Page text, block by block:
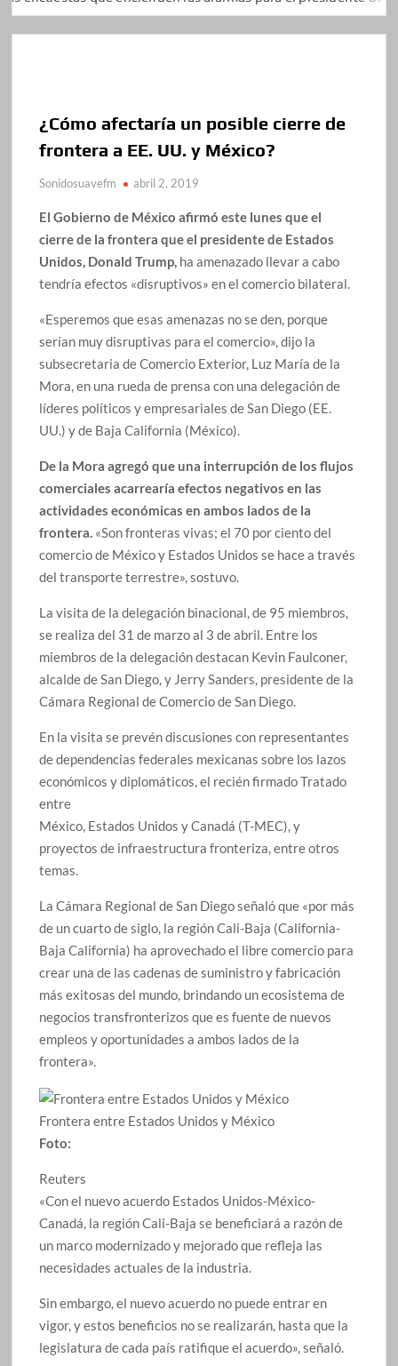
¿Cómo afectaría un posible cierre de
frontera a EE. UU. y México?
Sonidosuavefm abril 2, 2019
El Gobierno de México afirmó este lunes que el
cierre de la frontera que el presidente de Estados
Unidos, Donald Trump, ha amenazado llevar a cabo
tendría efectos «disruptivos» en el comercio bilateral.
«Esperemos que esas amenazas no se den, porque
serían muy disruptivas para el comercio», dijo la
subsecretaria de Comercio Exterior, Luz María de la
Mora, en una rueda de prensa con una delegación de
líderes políticos y empresariales de San Diego (EE.
UU.) y de Baja California (México).
De la Mora agregó que una interrupción de los flujos
comerciales acarrearía efectos negativos en las
actividades económicas en ambos lados de la
frontera. «Son fronteras vivas; el 70 por ciento del
comercio de México y Estados Unidos se hace a través
del transporte terrestre», sostuvo.
La visita de la delegación binacional, de 95 miembros,
se realiza del 31 de marzo al 3 de abril. Entre los
miembros de la delegación destacan Kevin Faulconer,
alcalde de San Diego, y Jerry Sanders, presidente de la
Cámara Regional de Comercio de San Diego.
En la visita se prevén discusiones con representantes
de dependencias federales mexicanas sobre los lazos
económicos y diplomáticos, el recién firmado Tratado
entre
México, Estados Unidos y Canadá (T-MEC), y
proyectos de infraestructura fronteriza, entre otros
temas.
La Cámara Regional de San Diego señaló que «por más
de un cuarto de siglo, la región Cali-Baja (California-
Baja California) ha aprovechado el libre comercio para
crear una de las cadenas de suministro y fabricación
más exitosas del mundo, brindando un ecosistema de
negocios transfronterizos que es fuente de nuevos
empleos y oportunidades a ambos lados de la
frontera».
Frontera entre Estados Unidos y México
Foto:
Reuters
«Con el nuevo acuerdo Estados Unidos-México-
Canadá, la región Cali-Baja se beneficiará a razón de
un marco modernizado y mejorado que refleja las
necesidades actuales de la industria.
Sin embargo, el nuevo acuerdo no puede entrar en
vigor, y estos beneficios no se realizarán, hasta que la
legislatura de cada país ratifique el acuerdo», señaló.